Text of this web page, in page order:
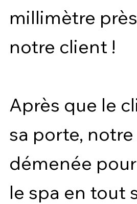
millimètre
notre client !
Après que le
sa porte,
démenée
le spa en tout